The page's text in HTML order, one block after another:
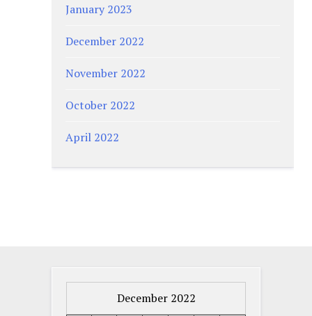
January 2023
December 2022
November 2022
October 2022
April 2022
December 2022